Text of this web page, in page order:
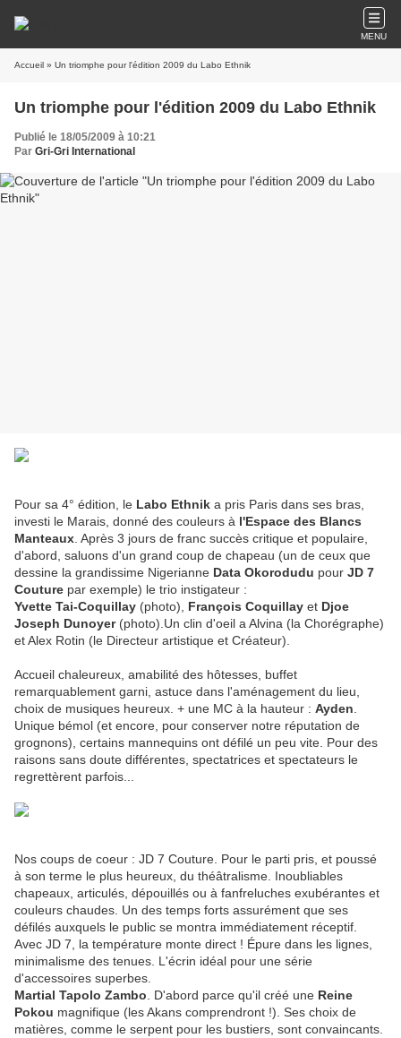
MENU
Accueil » Un triomphe pour l'édition 2009 du Labo Ethnik
Un triomphe pour l'édition 2009 du Labo Ethnik
Publié le 18/05/2009 à 10:21
Par Gri-Gri International
Pour sa 4° édition, le Labo Ethnik a pris Paris dans ses bras,
investi le Marais, donné des couleurs à l'Espace des Blancs
Manteaux . Après 3 jours de franc succès critique et populaire,
d'abord, saluons d'un grand coup de chapeau (un de ceux que
dessine la grandissime Nigerianne Data Okorodudu pour JD 7
Couture par exemple) le trio instigateur :
Yvette Tai-Coquillay (photo), François Coquillay et Djoe
Joseph Dunoyer(photo).Un clin d'oeil a Alvina (la Chorégraphe)
et Alex Rotin (le Directeur artistique et Créateur).
Accueil chaleureux, amabilité des hôtesses, buffet
remarquablement garni, astuce dans l'aménagement du lieu,
choix de musiques heureux. + une MC à la hauteur : Ayden
Unique bémol (et encore, pour conserver notre réputation de
grognons), certains mannequins ont défilé un peu vite. Pour des
raisons sans doute différentes, spectatrices et spectateurs le
regrettèrent parfois...
Nos coups de coeur : JD 7 Couture. Pour le parti pris, et poussé
à son terme le plus heureux, du théâtralisme. Inoubliables
chapeaux, articulés, dépouillés ou à fanfreluches exubérantes et
couleurs chaudes. Un des temps forts assurément que ses
défilés auxquels le public se montra immédiatement réceptif.
Avec JD 7, la température monte direct ! Épure dans les lignes,
minimalisme des tenues. L'écrin idéal pour une série
d'accessoires superbes.
Martial Tapolo Zambo . D'abord parce qu'il créé une Reine
Pokou magnifique (les Akans comprendront !). Ses choix de
matières, comme le serpent pour les bustiers, sont convaincants.